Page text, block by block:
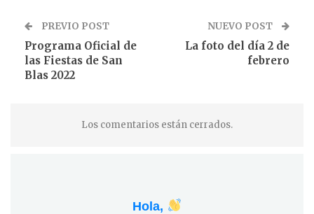
PREVIO POST
Programa Oficial de
las Fiestas de San
Blas 2022
NUEVO POST
La foto del día 2 de
febrero
Los comentarios están cerrados.
Hola,